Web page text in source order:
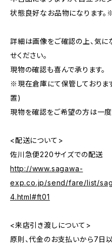
状態良好なお品物になります。
詳細は画像をご確認の上、気
せください。
現物の確認も喜んで承ります。
※現在倉庫にて保管しておりま
置)
現物を確認をご希望の方は一度
<配送について>
佐川急便220サイズでの配送
http://www.sagawa-
exp.co.jp/send/fare/list/
4.html#ft01
<来店引き渡しについて>
原則、代金のお支払いから7日